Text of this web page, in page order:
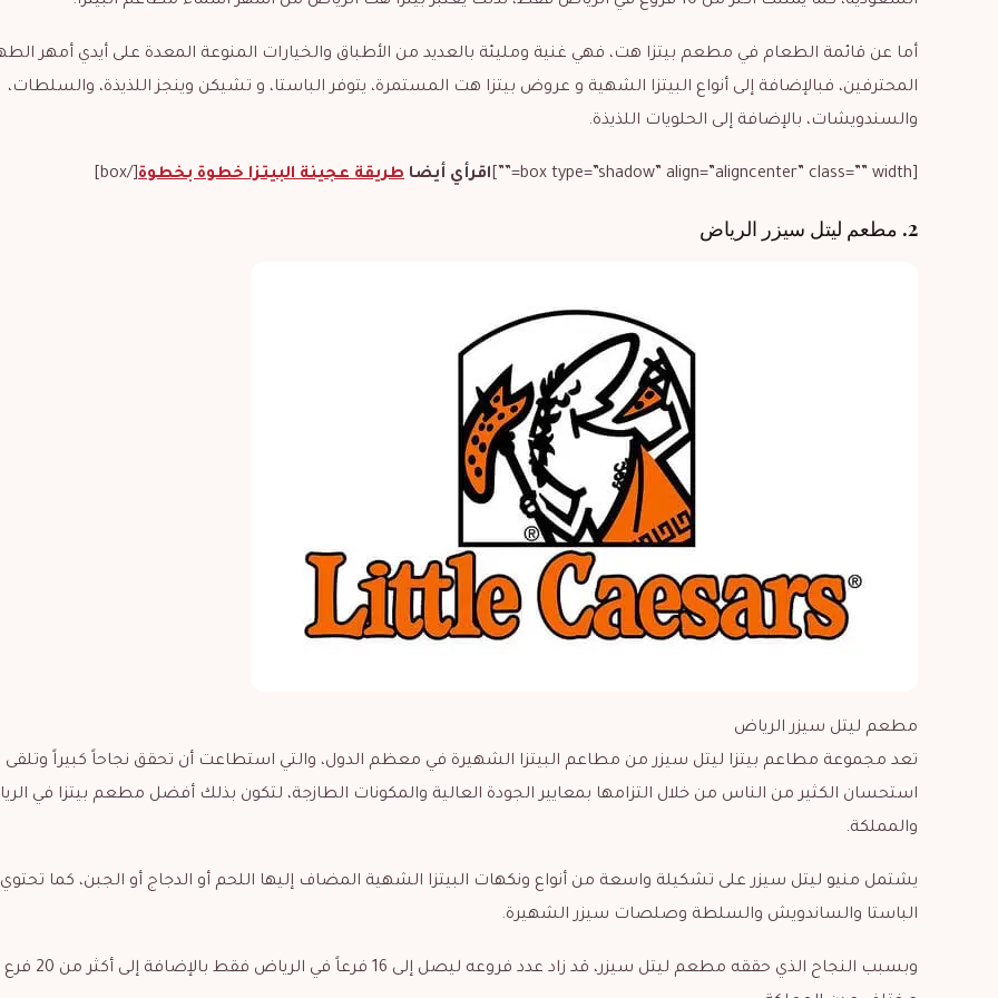
أما عن قائمة الطعام في مطعم بيتزا هت، فهي غنية ومليئة بالعديد من الأطباق والخيارات المنوعة المعدة على أيدي أمهر
المحترفين، فبالإضافة إلى أنواع البيتزا الشهية و عروض بيتزا هت المستمرة، يتوفر الباستا، و تشيكن وينجز اللذيذة، والسلطات،
والسندويشات، بالإضافة إلى الحلويات اللذيذة.
[box type=”shadow” align=”aligncenter” class=”” width=””] اقرأي أيضا طريقة عجينة البيتزا خطوة بخطوة[/box]
2. مطعم ليتل سيزر الرياض
مطعم ليتل سيزر الرياض
تعد مجموعة مطاعم بيتزا ليتل سيزر من مطاعم البيتزا الشهيرة في معظم الدول، والتي استطاعت أن تحقق نجاحاً كبيراً وتلقى
استحسان الكثير من الناس من خلال التزامها بمعايير الجودة العالية والمكونات الطازجة، لتكون بذلك أفضل مطعم بيتزا في
والمملكة.
يشتمل منيو ليتل سيزر على تشكيلة واسعة من أنواع ونكهات البيتزا الشهية المضاف إليها اللحم أو الدجاج أو الجبن، كما
الباستا والساندويش والسلطة وصلصات سيزر الشهيرة.
وبسبب النجاح الذي حققه مطعم ليتل سيزر، قد زاد عدد فروعه ليصل